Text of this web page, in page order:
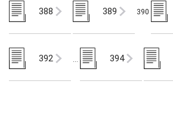
388 389 390
392 … 394